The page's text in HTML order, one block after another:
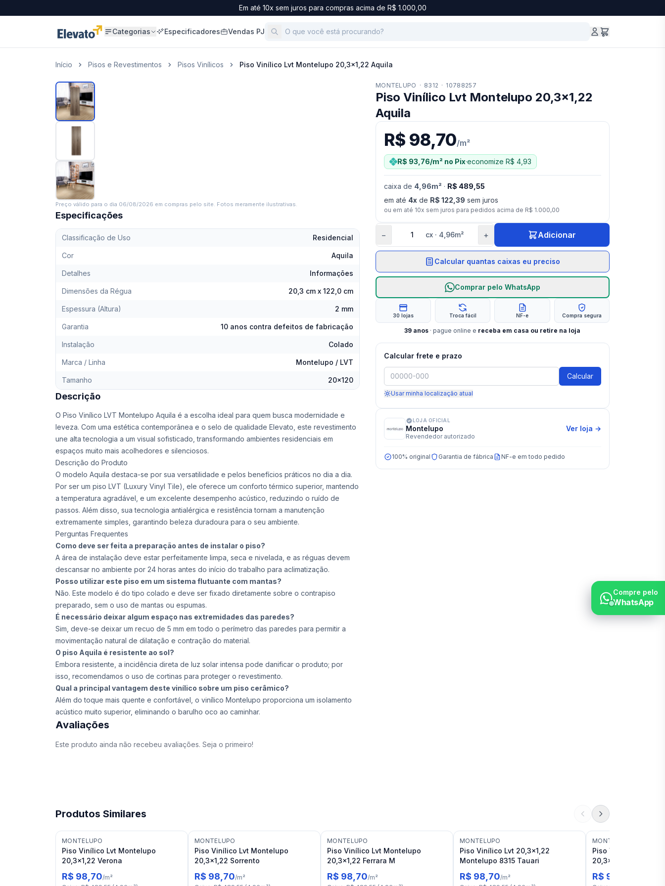
Em até 10x sem juros para compras acima de R$ 1.000,00
Categorias Especificadores Vendas PJ
Início Pisos e Revestimentos Pisos Vinílicos Piso Vinílico Lvt Montelupo 20,3x1,22 Aquila
Preço válido para o dia 06/08/2026 em compras pelo site. Fotos meramente ilustrativas.
Especificações
Classificação de Uso Residencial
Cor Aquila
Detalhes Informações
Dimensões da Régua 20,3 cm x 122,0 cm
Espessura (Altura) 2 mm
Garantia 10 anos contra defeitos de fabricação
Instalação Colado
Marca / Linha Montelupo / LVT
Tamanho 20x120
Descrição
O Piso Vinílico LVT Montelupo Aquila é a escolha ideal para quem busca modernidade e
leveza. Com uma estética contemporânea e o selo de qualidade Elevato, este revestimento
une alta tecnologia a um visual sofisticado, transformando ambientes residenciais em
espaços muito mais acolhedores e silenciosos.
Descrição do Produto
O modelo Aquila destaca-se por sua versatilidade e pelos benefícios práticos no dia a dia.
Por ser um piso LVT (Luxury Vinyl Tile), ele oferece um conforto térmico superior, mantendo
a temperatura agradável, e um excelente desempenho acústico, reduzindo o ruído de
passos. Além disso, sua tecnologia antialérgica e resistência tornam a manutenção
extremamente simples, garantindo beleza duradoura para o seu ambiente.
Perguntas Frequentes
Como deve ser feita a preparação antes de instalar o piso?
A área de instalação deve estar perfeitamente limpa, seca e nivelada, e as réguas devem
descansar no ambiente por 24 horas antes do início do trabalho para aclimatização.
Posso utilizar este piso em um sistema flutuante com mantas?
Não. Este modelo é do tipo colado e deve ser fixado diretamente sobre o contrapiso
preparado, sem o uso de mantas ou espumas.
É necessário deixar algum espaço nas extremidades das paredes?
Sim, deve-se deixar um recuo de 5 mm em todo o perímetro das paredes para permitir a
movimentação natural de dilatação e contração do material.
O piso Aquila é resistente ao sol?
Embora resistente, a incidência direta de luz solar intensa pode danificar o produto; por
isso, recomendamos o uso de cortinas para proteger o revestimento.
Qual a principal vantagem deste vinílico sobre um piso cerâmico?
Além do toque mais quente e confortável, o vinílico Montelupo proporciona um isolamento
acústico muito superior, eliminando o barulho oco ao caminhar.
Avaliações
Este produto ainda não recebeu avaliações. Seja o primeiro!
MONTELUPO · 8312 · 10788257
Piso Vinílico Lvt Montelupo 20,3x1,22
Aquila
R$ 98,70/m²
R$ 93,76/m² no Pix·economize R$ 4,93
caixa de 4,96m² · R$ 489,55
em até 4x de R$ 122,39 sem juros
ou em até 10x sem juros para pedidos acima de R$ 1.000,00
− cx · 4,96m² + Adicionar
Calcular quantas caixas eu preciso
Comprar pelo WhatsApp
30 lojas Troca fácil NF-e Compra segura
39 anos · pague online e receba em casa ou retire na loja
Calcular frete e prazo
Calcular
Usar minha localização atual
LOJA OFICIAL
Montelupo
Revendedor autorizado
Ver loja →
100% original Garantia de fábrica NF-e em todo pedido
Produtos Similares
MONTELUPO
Piso Vinílico Lvt Montelupo
20,3x1,22 Verona
R$ 98,70/m²
MONTELUPO
Piso Vinílico Lvt Montelupo
20,3x1,22 Sorrento
R$ 98,70/m²
MONTELUPO
Piso Vinílico Lvt Montelupo
20,3x1,22 Ferrara M
R$ 98,70/m²
MONTELUPO
Piso Vinílico Lvt 20,3x1,22
Montelupo 8315 Tauari
R$ 98,70/m²
MONTELUPO
Piso Vinílico Lvt
20,3x1,22 Bolonha
R$ 98,71
Compre pelo
WhatsApp